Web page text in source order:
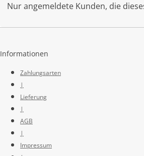
Nur angemeldete Kunden, die
Informationen
Zahlungsarten
|
Lieferung
|
AGB
|
Impressum